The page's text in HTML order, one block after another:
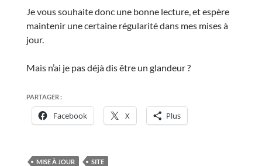
Je vous souhaite donc une bonne lecture, et espère
maintenir une certaine régularité dans mes mises à
jour.
Mais n’ai je pas déjà dis être un glandeur ?
PARTAGER :
Facebook X Plus
MISE À JOUR SITE